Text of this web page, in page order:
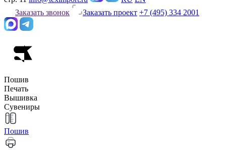
Заказать звонок
Заказать проект +7 (495) 334 2001
Пошив
Печать
Вышивка
Сувениры
Пошив